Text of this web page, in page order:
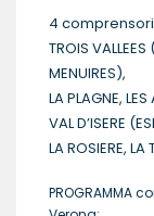
4
TROIS VALLEES
MENUIRES),
LA PLAGNE,
VAL D’ISERE
LA ROSIERE,
PROGRAMMA